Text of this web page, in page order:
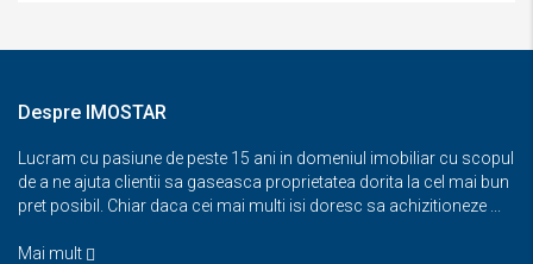
Despre IMOSTAR
Lucram cu pasiune de peste 15 ani in domeniul imobiliar cu scopul
de a ne ajuta clientii sa gaseasca proprietatea dorita la cel mai bun
pret posibil. Chiar daca cei mai multi isi doresc sa achizitioneze ...
Mai mult